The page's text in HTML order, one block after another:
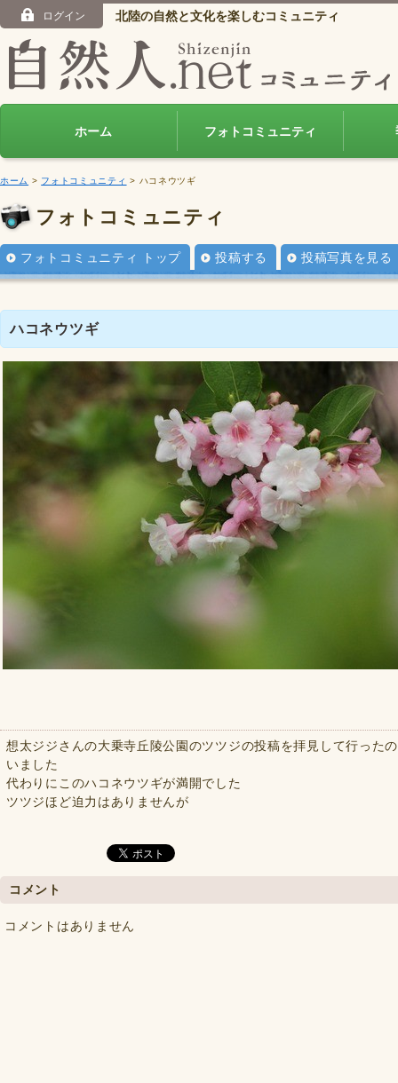
ログイン 北陸の自然と文化を楽しむコミュニティ
ホーム フォトコミュニティ
ホーム > フォトコミュニティ > ハコネウツギ
フォトコミュニティ
フォトコミュニティ トップ 投稿する 投稿写真を見る
ハコネウツギ
想太ジジさんの大乗寺丘陵公園のツツジの投稿を拝見して行った
いました
代わりにこのハコネウツギが満開でした
ツツジほど迫力はありませんが
コメント
コメントはありません